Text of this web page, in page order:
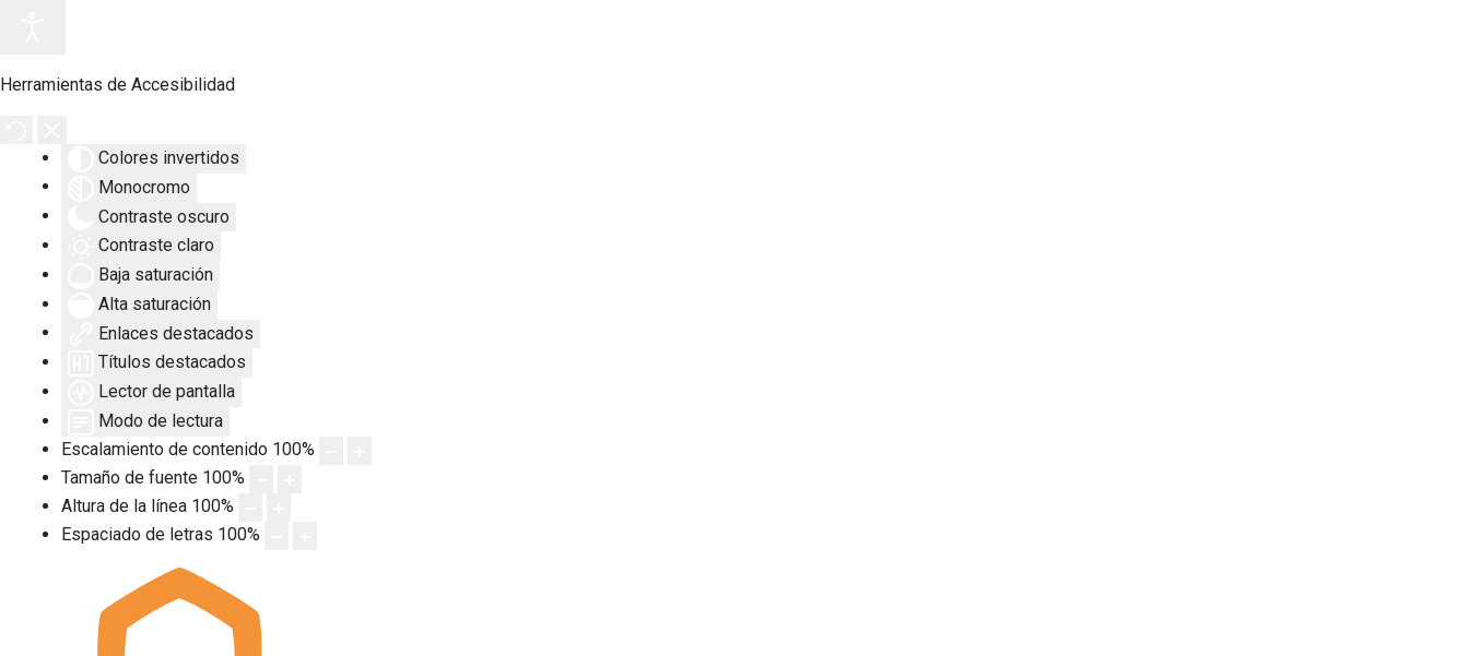
Herramientas de Accesibilidad
Colores invertidos
Monocromo
Contraste oscuro
Contraste claro
Baja saturación
Alta saturación
Enlaces destacados
Títulos destacados
Lector de pantalla
Modo de lectura
Escalamiento de contenido 100%
Tamaño de fuente 100%
Altura de la línea 100%
Espaciado de letras 100%